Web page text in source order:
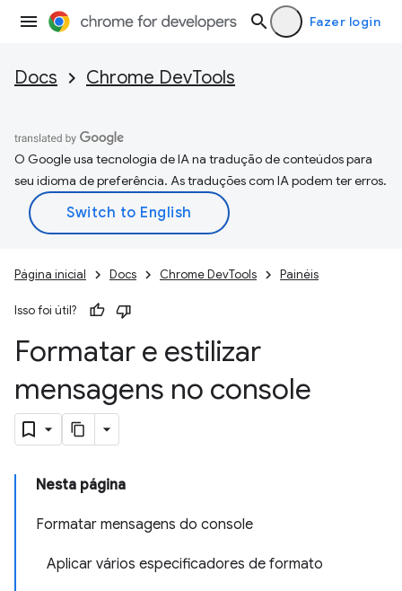
Fazer login
Docs Chrome DevTools
O Google usa tecnologia de IA na tradução de conteúdos para
seu idioma de preferência. As traduções com IA podem ter erros.
Página inicial Docs Chrome DevTools Painéis
Isso foi útil?
Formatar e estilizar
mensagens no console
Nesta página
Formatar mensagens do console
Aplicar vários especificadores de formato